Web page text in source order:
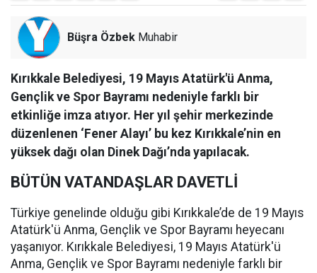
Büşra Özbek Muhabir
Kırıkkale Belediyesi, 19 Mayıs Atatürk'ü Anma,
Gençlik ve Spor Bayramı nedeniyle farklı bir
etkinliğe imza atıyor. Her yıl şehir merkezinde
düzenlenen ‘Fener Alayı’ bu kez Kırıkkale’nin en
yüksek dağı olan Dinek Dağı’nda yapılacak.
BÜTÜN VATANDAŞLAR DAVETLİ
Türkiye genelinde olduğu gibi Kırıkkale’de de 19 Mayıs
Atatürk'ü Anma, Gençlik ve Spor Bayramı heyecanı
yaşanıyor. Kırıkkale Belediyesi, 19 Mayıs Atatürk'ü
Anma, Gençlik ve Spor Bayramı nedeniyle farklı bir